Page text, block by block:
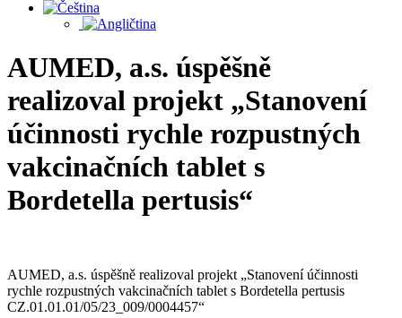
AUMED, a.s. úspěšně
realizoval projekt „Stanovení
účinnosti rychle rozpustných
vakcinačních tablet s
Bordetella pertusis“
AUMED, a.s. úspěšně realizoval projekt „Stanovení účinnosti
rychle rozpustných vakcinačních tablet s Bordetella pertusis
CZ.01.01.01/05/23_009/0004457“